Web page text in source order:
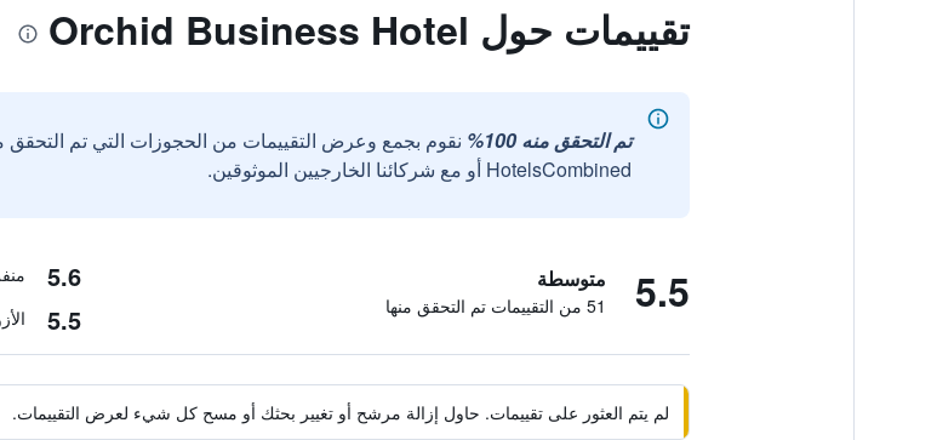
تقييمات حول Orchid Business Hotel
تم التحقق منه 100%
نقوم بجمع وعرض التقييمات من الحجوزات التي تم
HotelsCombined أو مع شركائنا الخارجيين الموثوقين.
5.5 متوسطة
51 من التقييمات تم التحقق منها
5.6
5.5
لم يتم العثور على تقييمات. حاول إزالة مرشح أو تغيير بحثك أو مسح كل شيء لعرض التقييمات.